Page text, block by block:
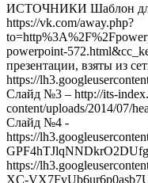
ИСТОЧНИКИ Шаблон
https://vk.com/away.php?
powerpoint-
презентации, взяты из
https://
Слайд №3 – http://its-
content/uploads/2014/07/
Слайд №4 -
https://
https://
XC-